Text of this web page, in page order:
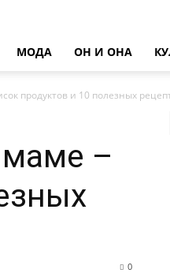
МОДА ОН И ОНА
продуктов и 10 полезных
–
0